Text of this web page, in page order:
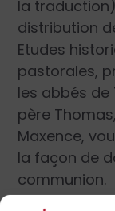
la
distribution
Etudes
pastorales,
les abbés de
père
Maxence,
la façon de
communion.